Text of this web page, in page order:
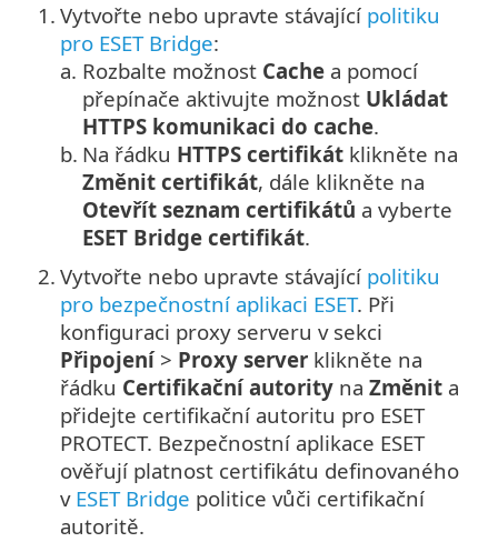
1. Vytvořte nebo upravte stávající politiku
pro ESET Bridge:
a. Rozbalte možnost Cache a pomocí
přepínače aktivujte možnost Ukládat
HTTPS komunikaci do cache.
b. Na řádku HTTPS certifikát klikněte na
Změnit certifikát, dále klikněte na
Otevřít seznam certifikátů a vyberte
ESET Bridge certifikát.
2. Vytvořte nebo upravte stávající politiku
pro bezpečnostní aplikaci ESET. Při
konfiguraci proxy serveru v sekci
Připojení> Proxy server klikněte na
řádku Certifikační autority na Změnit a
přidejte certifikační autoritu pro ESET
PROTECT. Bezpečnostní aplikace ESET
ověřují platnost certifikátu definovaného
v ESET Bridge politice vůči certifikační
autoritě.